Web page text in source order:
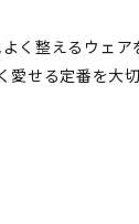
く整えるウェア
愛せる定番を大